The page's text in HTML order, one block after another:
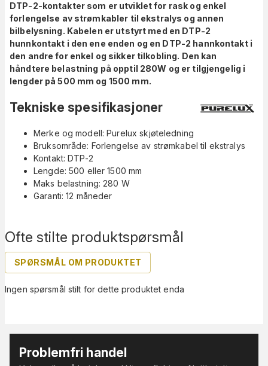
Ofte stilte produktspørsmål
SPØRSMÅL OM PRODUKTET
Ingen spørsmål stilt for dette produktet enda
DTP-2-kontakter som er utviklet for rask og enkel
forlengelse av strømkabler til ekstralys og annen
bilbelysning. Kabelen er utstyrt med en DTP-2
hunnkontakt i den ene enden og en DTP-2 hannkontakt i
den andre for enkel og sikker tilkobling. Den kan
håndtere belastning på opptil 280W og er tilgjengelig i
lengder på 500 mm og 1500 mm.
Tekniske spesifikasjoner
Merke og modell: Purelux skjøteledning
Bruksområde: Forlengelse av strømkabel til ekstralys
Kontakt: DTP-2
Lengde: 500 eller 1500 mm
Maks belastning: 280 W
Garanti: 12 måneder
Problemfri handel